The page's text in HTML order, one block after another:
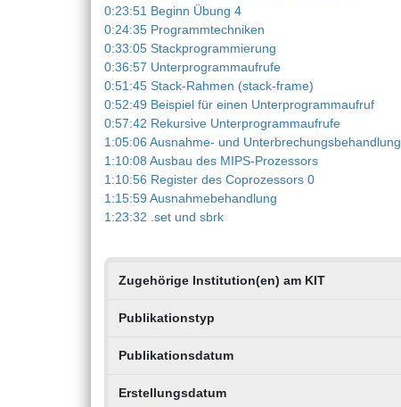
0:23:51 Beginn Übung 4
0:24:35 Programmtechniken
0:33:05 Stackprogrammierung
0:36:57 Unterprogrammaufrufe
0:51:45 Stack-Rahmen (stack-frame)
0:52:49 Beispiel für einen Unterprogrammaufruf
0:57:42 Rekursive Unterprogrammaufrufe
1:05:06 Ausnahme- und Unterbrechungsbehandlung
1:10:08 Ausbau des MIPS-Prozessors
1:10:56 Register des Coprozessors 0
1:15:59 Ausnahmebehandlung
1:23:32 .set und sbrk
Zugehörige Institution(en) am KIT
Publikationstyp
Publikationsdatum
Erstellungsdatum